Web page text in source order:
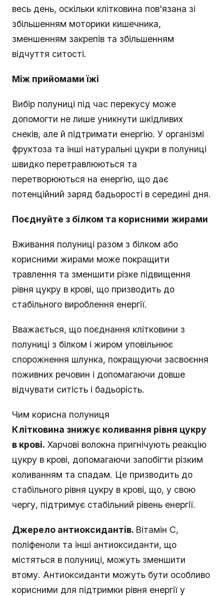
весь день, оскільки клітковина пов'язана зі
збільшенням моторики кишечника,
зменшенням закрепів та збільшенням
відчуття ситості.
Між прийомами їжі
Вибір полуниці під час перекусу може
допомогти не лише уникнути шкідливих
снеків, але й підтримати енергію. У організмі
фруктоза та інші натуральні цукри в полуниці
швидко перетравлюються та
перетворюються на енергію, що дає
потенційний заряд бадьорості в середині дня.
Поєднуйте з білком та корисними жирами
Вживання полуниці разом з білком або
корисними жирами може покращити
травлення та зменшити різке підвищення
рівня цукру в крові, що призводить до
стабільного вироблення енергії.
Вважається, що поєднання клітковини з
полуниці з білком і жиром уповільнює
спорожнення шлунка, покращуючи засвоєння
поживних речовин і допомагаючи довше
відчувати ситість і бадьорість.
Чим корисна полуниця
Клітковина знижує коливання рівня цукру
в крові. Харчові волокна пригнічують реакцію
цукру в крові, допомагаючи запобігти різким
коливанням та спадам. Це призводить до
стабільного рівня цукру в крові, що, у свою
чергу, підтримує стабільний рівень енергії.
Джерело антиоксидантів. Вітамін С,
поліфеноли та інші антиоксиданти, що
містяться в полуниці, можуть зменшити
втому. Антиоксиданти можуть бути особливо
корисними для підтримки рівня енергії у